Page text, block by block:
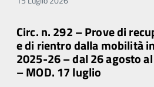
Circ. n. 292 – Prove di
e di rientro dalla mobilità
2025-26 – dal 26 agosto
– MOD. 17 luglio